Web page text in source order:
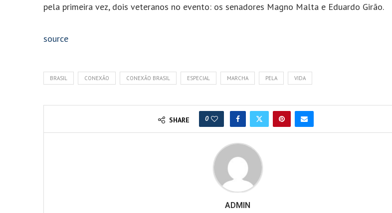
pela primeira vez, dois veteranos no evento: os senadores Magno Malta e Eduardo Girão.
source
BRASIL CONEXÃO CONEXÃO BRASIL ESPECIAL MARCHA PELA VIDA
SHARE 0
ADMIN